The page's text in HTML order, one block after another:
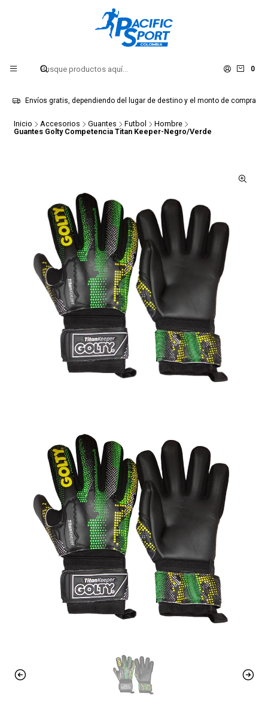
0
Envíos gratis, dependiendo del lugar de destino y el monto de compra
Inicio Accesorios Guantes Futbol
Hombre
Guantes Golty Competencia Titan Keeper-Negro/Verde